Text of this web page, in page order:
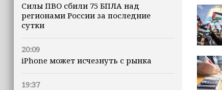
Силы ПВО сбили 75 БПЛА над
регионами России за последние
сутки
20:09
iPhone может исчезнуть с рынка
19:37